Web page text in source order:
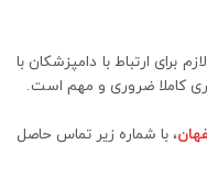
برای ارتباط با دامپزشکان با
کاملا ضروری و مهم است.
، با شماره زیر تماس حاصل